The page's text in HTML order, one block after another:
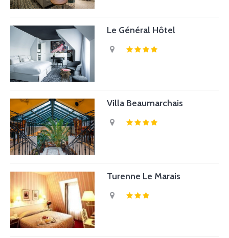
Le Général Hôtel
Villa Beaumarchais
Turenne Le Marais